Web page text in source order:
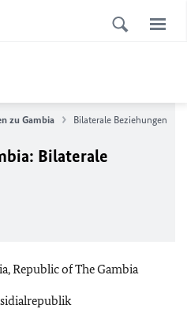
zu Gambia Bilaterale Beziehungen
Bilaterale
Republic of The Gambia